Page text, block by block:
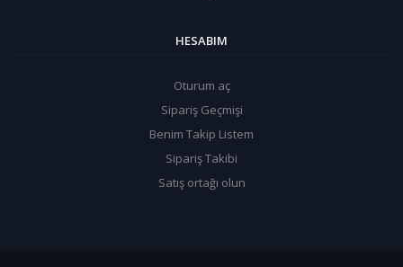
HESABIM
Oturum aç
Sipariş Geçmişi
Benim Takip Listem
Sipariş Takibi
Satış ortağı olun